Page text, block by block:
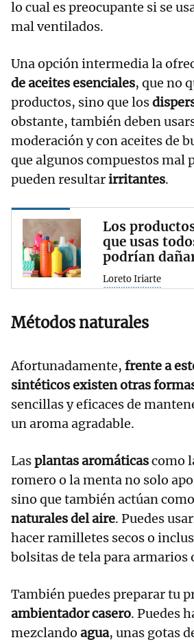
lo cual es preocupante si se
mal ventilados.
Una opción intermedia la
de aceites esenciales, que no
productos, sino que los
obstante, también deben
moderación y con aceites de
que algunos compuestos mal
pueden resultarirritantes.
Los
que usas
podrían
Loreto Iriarte
Métodos naturales
Afortunadamente, frente a
sintéticos existen otras
sencillas y eficaces de
un aroma agradable.
Lasplantas aromáticascomo
romero o la menta no solo
sino que también actúan como
naturales del aire. Puedes
hacer ramilletes secos o
bolsitas de tela para armarios
También puedes preparar tu
ambientador casero. Puedes
mezclando agua, unas gotas